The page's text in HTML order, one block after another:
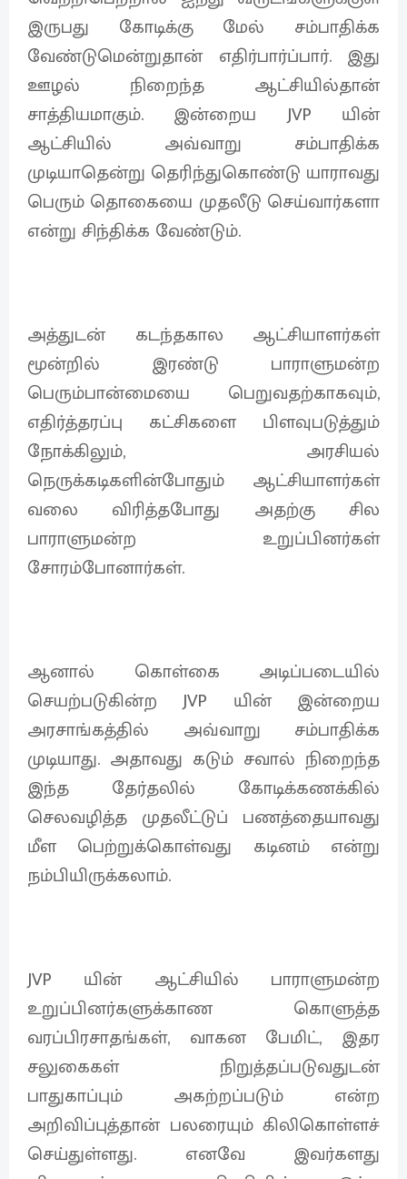
இருபது கோடிக்கு மேல் சம்பாதிக்க
வேண்டுமென்றுதான் எதிர்பார்ப்பார். இது
ஊழல் நிறைந்த ஆட்சியில்தான்
சாத்தியமாகும். இன்றைய JVP யின்
ஆட்சியில் அவ்வாறு சம்பாதிக்க
முடியாதென்று தெரிந்துகொண்டு யாராவது
பெரும் தொகையை முதலீடு செய்வார்களா
என்று சிந்திக்க வேண்டும்.
அத்துடன் கடந்தகால ஆட்சியாளர்கள்
மூன்றில் இரண்டு பாராளுமன்ற
பெரும்பான்மையை பெறுவதற்காகவும்,
எதிர்த்தரப்பு கட்சிகளை பிளவுபடுத்தும்
நோக்கிலும், அரசியல்
நெருக்கடிகளின்போதும் ஆட்சியாளர்கள்
வலை விரித்தபோது அதற்கு சில
பாராளுமன்ற உறுப்பினர்கள்
சோரம்போனார்கள்.
ஆனால் கொள்கை அடிப்படையில்
செயற்படுகின்ற JVP யின் இன்றைய
அரசாங்கத்தில் அவ்வாறு சம்பாதிக்க
முடியாது. அதாவது கடும் சவால் நிறைந்த
இந்த தேர்தலில் கோடிக்கணக்கில்
செலவழித்த முதலீட்டுப் பணத்தையாவது
மீள பெற்றுக்கொள்வது கடினம் என்று
நம்பியிருக்கலாம்.
JVP யின் ஆட்சியில் பாராளுமன்ற
உறுப்பினர்களுக்காண கொளுத்த
வரப்பிரசாதங்கள், வாகன பேமிட், இதர
சலுகைகள் நிறுத்தப்படுவதுடன்
பாதுகாப்பும் அகற்றப்படும் என்ற
அறிவிப்புத்தான் பலரையும் கிலிகொள்ளச்
செய்துள்ளது. எனவே இவர்களது